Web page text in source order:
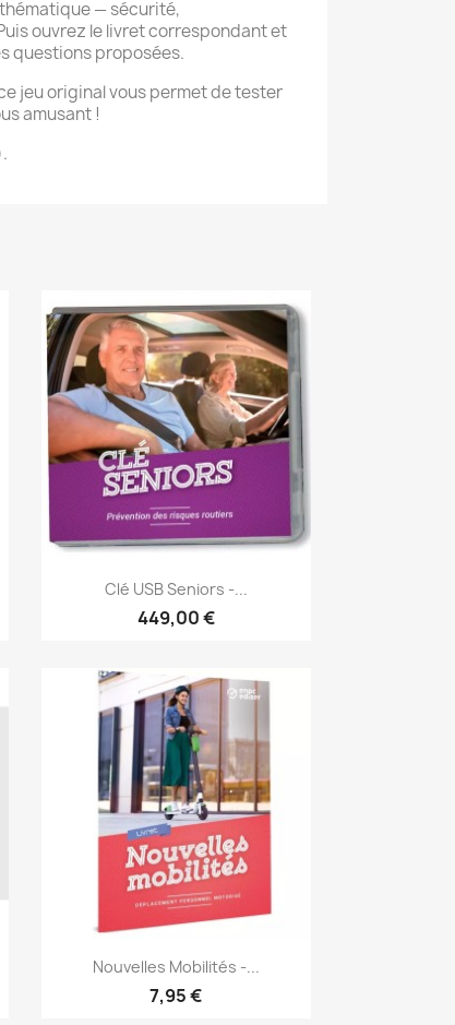
— sécurité,
ouvrez le livret correspondant et
questions proposées.
jeu original vous permet de tester
amusant !
Aperçu rapide
Clé USB Seniors -...
449,00 €
Aperçu rapide
Nouvelles Mobilités -...
7,95 €